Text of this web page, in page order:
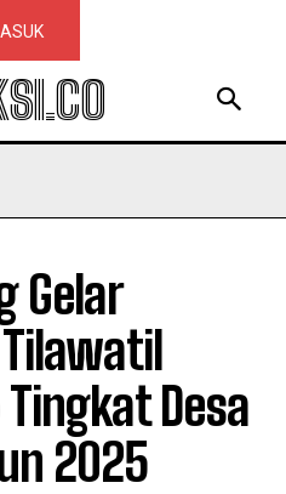
Gelar
Desa
2025